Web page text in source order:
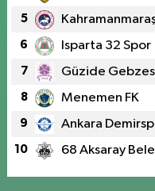
5
6 Isparta 32 Spor
7 Güzide
8 Menemen FK
9 Ankara
10 68 Aksaray